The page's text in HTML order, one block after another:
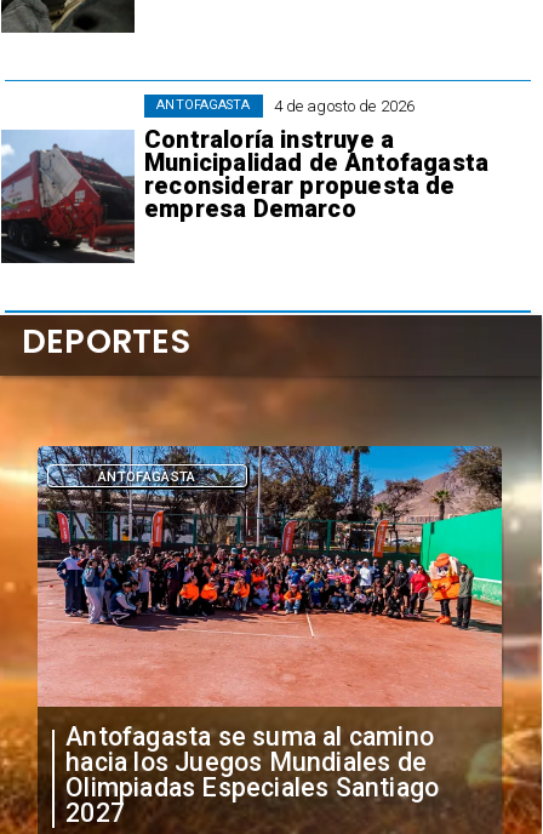
4 de agosto de 2026
Contraloría instruye a
Municipalidad de Antofagasta
reconsiderar propuesta de
empresa Demarco
ANTOFAGASTA
"Falta de profesionalismo": Sifup
anuncia medidas por situación
irregular de futbolistas
extranjeros
DEPORTES
DEPORTES